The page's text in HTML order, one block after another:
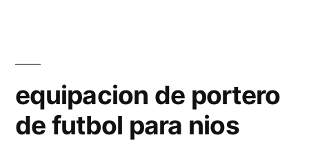
equipacion de portero
de futbol para nios